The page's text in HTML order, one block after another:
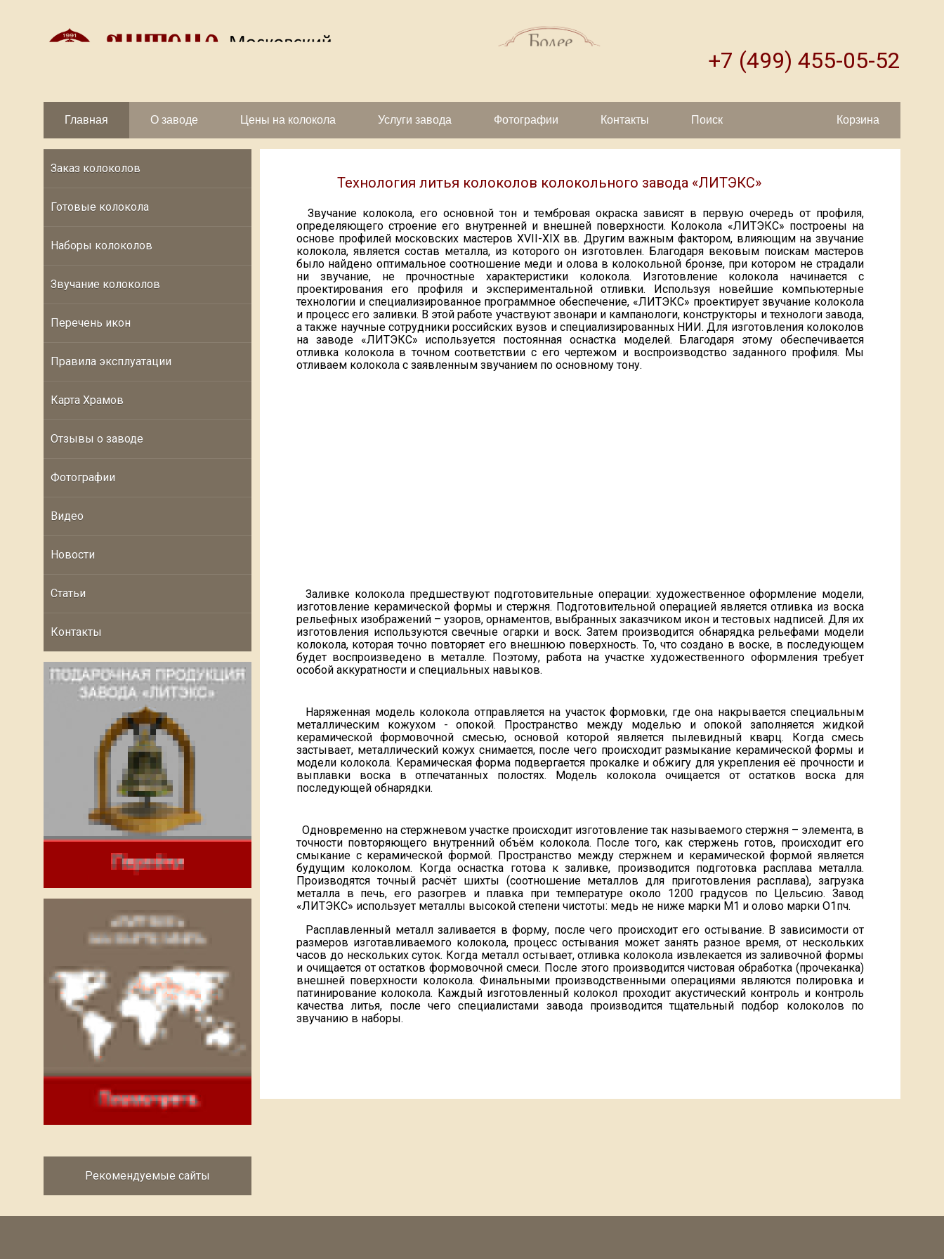
+7 (499) 455-05-52
Главная О заводе Цены на колокола Услуги завода Фотографии Контакты Поиск Корзина
Заказ колоколов
Готовые колокола
Наборы колоколов
Звучание колоколов
Перечень икон
Правила эксплуатации
Карта Храмов
Отзывы о заводе
Фотографии
Видео
Новости
Статьи
Контакты
Рекомендуемые сайты
Технология литья колоколов колокольного завода «ЛИТЭКС»
Звучание колокола, его основной тон и тембровая окраска зависят в первую очередь от профиля,
определяющего строение его внутренней и внешней поверхности. Колокола «ЛИТЭКС» построены на
основе профилей московских мастеров XVII-XIX вв. Другим важным фактором, влияющим на звучание
колокола, является состав металла, из которого он изготовлен. Благодаря вековым поискам мастеров
было найдено оптимальное соотношение меди и олова в колокольной бронзе, при котором не страдали
ни звучание, не прочностные характеристики колокола. Изготовление колокола начинается с
проектирования его профиля и экспериментальной отливки. Используя новейшие компьютерные
технологии и специализированное программное обеспечение, «ЛИТЭКС» проектирует звучание колокола
и процесс его заливки. В этой работе участвуют звонари и кампанологи, конструкторы и технологи завода,
а также научные сотрудники российских вузов и специализированных НИИ. Для изготовления колоколов
на заводе «ЛИТЭКС» используется постоянная оснастка моделей. Благодаря этому обеспечивается
отливка колокола в точном соответствии с его чертежом и воспроизводство заданного профиля. Мы
отливаем колокола с заявленным звучанием по основному тону.
Заливке колокола предшествуют подготовительные операции: художественное оформление модели,
изготовление керамической формы и стержня. Подготовительной операцией является отливка из воска
рельефных изображений – узоров, орнаментов, выбранных заказчиком икон и тестовых надписей. Для их
изготовления используются свечные огарки и воск. Затем производится обнарядка рельефами модели
колокола, которая точно повторяет его внешнюю поверхность. То, что создано в воске, в последующем
будет воспроизведено в металле. Поэтому, работа на участке художественного оформления требует
особой аккуратности и специальных навыков.
Наряженная модель колокола отправляется на участок формовки, где она накрывается специальным
металлическим кожухом - опокой. Пространство между моделью и опокой заполняется жидкой
керамической формовочной смесью, основой которой является пылевидный кварц. Когда смесь
застывает, металлический кожух снимается, после чего происходит размыкание керамической формы и
модели колокола. Керамическая форма подвергается прокалке и обжигу для укрепления её прочности и
выплавки воска в отпечатанных полостях. Модель колокола очищается от остатков воска для
последующей обнарядки.
Одновременно на стержневом участке происходит изготовление так называемого стержня – элемента, в
точности повторяющего внутренний объём колокола. После того, как стержень готов, происходит его
смыкание с керамической формой. Пространство между стержнем и керамической формой является
будущим колоколом. Когда оснастка готова к заливке, производится подготовка расплава металла.
Производятся точный расчёт шихты (соотношение металлов для приготовления расплава), загрузка
металла в печь, его разогрев и плавка при температуре около 1200 градусов по Цельсию. Завод
«ЛИТЭКС» использует металлы высокой степени чистоты: медь не ниже марки М1 и олово марки О1пч.
Расплавленный металл заливается в форму, после чего происходит его остывание. В зависимости от
размеров изготавливаемого колокола, процесс остывания может занять разное время, от нескольких
часов до нескольких суток. Когда металл остывает, отливка колокола извлекается из заливочной формы
и очищается от остатков формовочной смеси. После этого производится чистовая обработка (прочеканка)
внешней поверхности колокола. Финальными производственными операциями являются полировка и
патинирование колокола. Каждый изготовленный колокол проходит акустический контроль и контроль
качества литья, после чего специалистами завода производится тщательный подбор колоколов по
звучанию в наборы.